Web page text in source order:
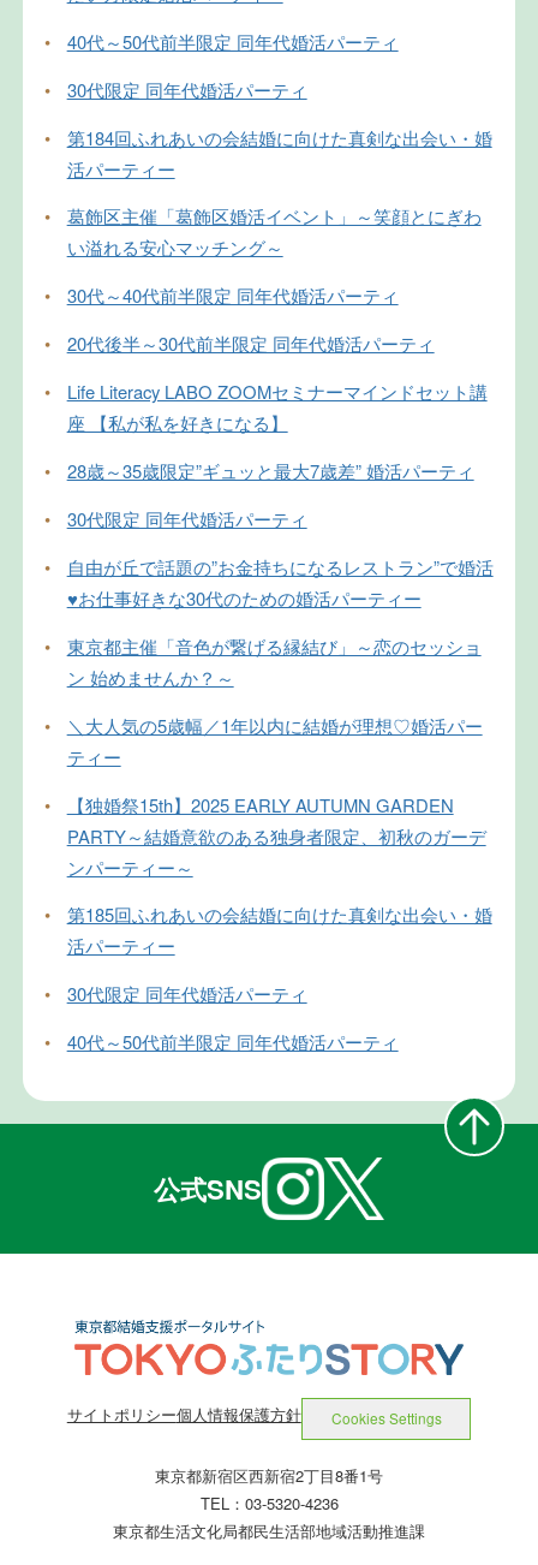
•
40代～50代前半限定 同年代婚活パーティ
•
30代限定 同年代婚活パーティ
•
第184回ふれあいの会結婚に向けた真剣な出会い・婚
活パーティー
•
葛飾区主催「葛飾区婚活イベント」～笑顔とにぎわ
い溢れる安心マッチング～
•
30代～40代前半限定 同年代婚活パーティ
•
20代後半～30代前半限定 同年代婚活パーティ
•
Life Literacy LABO ZOOMセミナーマインドセット講
座 【私が私を好きになる】
•
28歳～35歳限定”ギュッと最大7歳差” 婚活パーティ
•
30代限定 同年代婚活パーティ
•
自由が丘で話題の”お金持ちになるレストラン”で婚活
♥お仕事好きな30代のための婚活パーティー
•
東京都主催「音色が繋げる縁結び」～恋のセッショ
ン 始めませんか？～
•
＼大人気の5歳幅／1年以内に結婚が理想♡婚活パー
ティー
•
【独婚祭15th】2025 EARLY AUTUMN GARDEN
PARTY～結婚意欲のある独身者限定、初秋のガーデ
ンパーティー～
•
第185回ふれあいの会結婚に向けた真剣な出会い・婚
活パーティー
•
30代限定 同年代婚活パーティ
•
40代～50代前半限定 同年代婚活パーティ
公式SNS
サイトポリシー個人情報保護方針 Cookies Settings
東京都新宿区西新宿2丁目8番1号
TEL：03-5320-4236
東京都生活文化局都民生活部地域活動推進課